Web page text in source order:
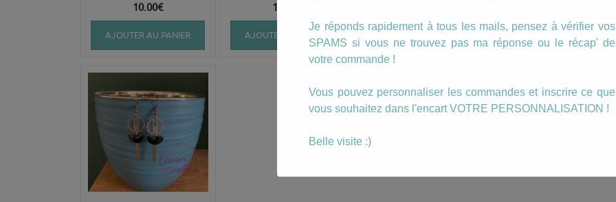
10.00€
AJOUTER AU PANIER
10.00
AJOUTER AU PANIER
Je réponds rapidement à tous les mails, pensez à vérifier vos
SPAMS si vous ne trouvez pas ma réponse ou le récap' de
votre commande !
Vous pouvez personnaliser les commandes et inscrire ce que
vous souhaitez dans l'encart VOTRE PERSONNALISATION !
Belle visite :)